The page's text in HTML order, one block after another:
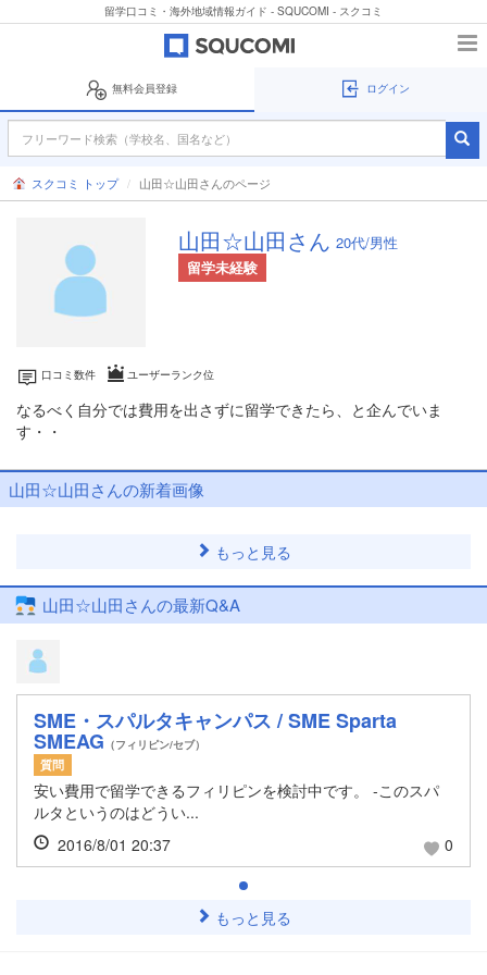
留学口コミ・海外地域情報ガイド - SQUCOMI - スクコミ
無料会員登録 ログイン
スクコミ トップ 山田☆山田さんのページ
山田☆山田さん 20代/男性
留学未経験
口コミ数件 ユーザーランク位
なるべく自分では費用を出さずに留学できたら、と企んでいま
す・・
山田☆山田さんの新着画像
もっと見る
山田☆山田さんの最新Q&A
SME・スパルタキャンパス / SME Sparta
SMEAG （フィリピン/セブ）
質問
安い費用で留学できるフィリピンを検討中です。 -このスパ
ルタというのはどうい...
2016/8/01 20:37
0
もっと見る